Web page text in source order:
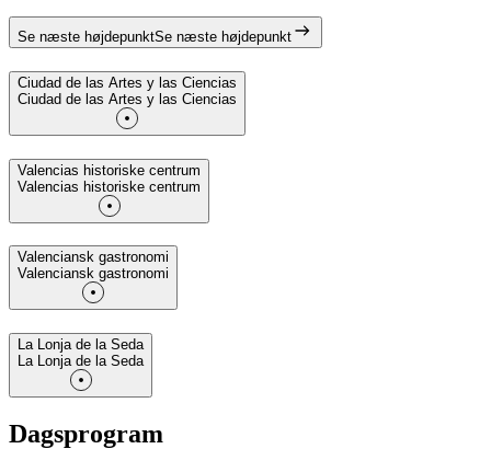
Se næste højdepunktSe næste højdepunkt
Ciudad de las Artes y las Ciencias
Ciudad de las Artes y las Ciencias
Valencias historiske centrum
Valencias historiske centrum
Valenciansk gastronomi
Valenciansk gastronomi
La Lonja de la Seda
La Lonja de la Seda
Dagsprogram